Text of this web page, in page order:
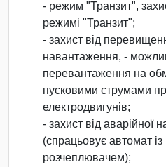
- режим "Транзит",
режимі "Транзит";
- захист від
навантаження, -
перевантаження на
пусковими струмами
електродвигунів;
- захист від аварійної
(спрацьовує автомат
розчеплювачем);